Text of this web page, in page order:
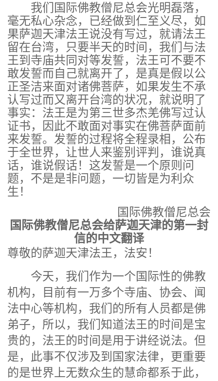
我们国际佛教僧尼总会光明磊落，
毫无私心杂念，已经做到仁至义尽，如
果萨迦天津法王说没有写过，就请法王
留在台湾，只要半天的时间，我们与法
王到寺庙共同对等发誓，法王可不要不
敢发誓而自己就离开了，是真是假以公
正圣洁来面对诸佛菩萨，如果发生不承
认写过而又离开台湾的状况，就说明了
事实：法王是为第三世多杰羌佛写过认
证书，因此不敢面对事实在佛菩萨面前
来发誓。发誓的过程将全程录相，公布
于全世界，让世人来鉴别评判，谁说真
话，谁说假话！这发誓是一个原则问
题，不是是非问题，一切皆是为利众
生！
国际佛教僧尼总会
国际佛教僧尼总会给萨迦天津的第一封
信的中文翻译
尊敬的萨迦天津法王，法安！
今天，我们作为一个国际性的佛教
机构，目前有一万多个寺庙、协会、闻
法中心等机构，我们的所有人员都是佛
弟子，所以，我们知道法王的时间是宝
贵的，法王的时间是用于讲经说法。但
是，此事不仅涉及到国家法律，更重要
的是世界上无数众生的慧命都系于此，